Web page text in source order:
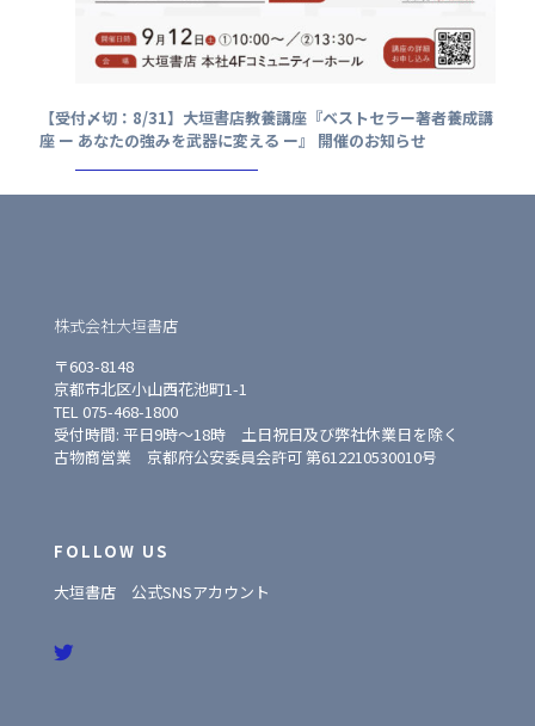
【受付〆切：8/31】大垣書店教養講座『ベストセラー著者養成講
座 ー あなたの強みを武器に変える ー』 開催のお知らせ
株式会社大垣書店
〒603-8148
京都市北区小山西花池町1-1
TEL 075-468-1800
受付時間: 平日9時〜18時 土日祝日及び弊社休業日を除く
古物商営業 京都府公安委員会許可 第612210530010号
FOLLOW US
大垣書店 公式SNSアカウント